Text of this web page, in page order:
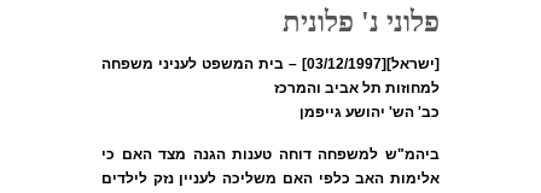
פלוני נ' פלונית
[ישראל][03/12/1997] – בית המשפט לעניני משפחה
למחוזות תל אביב והמרכז
כב' הש' יהושע גייפמן
ביהמ"ש למשפחה דוחה טענות הגנה מצד האם כי
אלימות האב כלפי האם משליכה לעניין נזק לילדים